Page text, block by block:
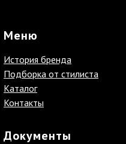
Меню
История бренда
Подборка от стилиста
Каталог
Контакты
Документы